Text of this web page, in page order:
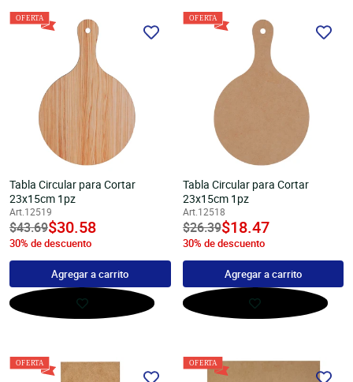
Tabla Circular para Cortar
23x15cm 1pz
Art.12519
Precio
habitual
$43.69undefined
$30.58
30% de descuento
Agregar a carrito
Tabla Circular para Cortar
23x15cm 1pz
Art.12518
Precio
habitual
$26.39undefined
$18.47
30% de descuento
Agregar a carrito